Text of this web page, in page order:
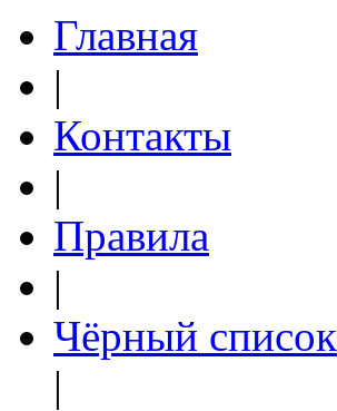
Главная
|
Контакты
|
Правила
|
Чёрный список
|